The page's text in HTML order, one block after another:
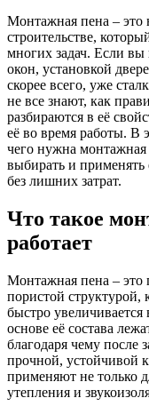
Монтажная пена –
строительстве,
многих задач. Если вы
окон, установкой
скорее всего, уже
не все знают, как
разбираются в её
её во время работы. В
чего нужна
выбирать и применять
без лишних затрат.
Что такое
работает
Монтажная пена – это
пористой структурой,
быстро
основе её состава
благодаря чему после
прочной, устойчивой
применяют не только
утепления и